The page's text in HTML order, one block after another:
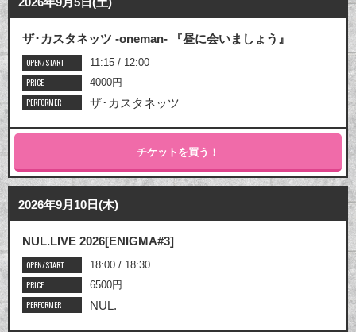
ザ･カスタネッツ -oneman- 『昼に会いましょう』
OPEN/START
11:15 / 12:00
PRICE
4000円
PERFORMER
ザ･カスタネッツ
チケットを買う！
2026年9月10日(木)
NUL.LIVE 2026[ENIGMA#3]
OPEN/START
18:00 / 18:30
PRICE
6500円
PERFORMER
NUL.